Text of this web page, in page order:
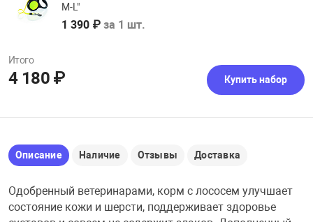
М-L"
1 390 ₽ за 1 шт.
Итого
4 180 ₽ Купить набор
Описание Наличие Отзывы Доставка
Одобренный ветеринарами, корм с лососем улучшает
состояние кожи и шерсти, поддерживает здоровье